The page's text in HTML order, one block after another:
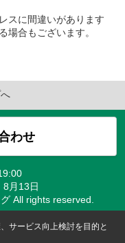
スに間違いがあります
場合もございます。
わせ
月13日
All rights reserved.
サービス向上検討を目的と